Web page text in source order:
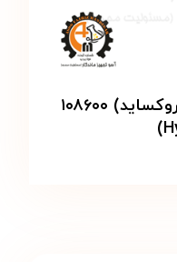
آب اکسیژنه (هیدروژن پروکساید) ۱۰۸۶۰۰